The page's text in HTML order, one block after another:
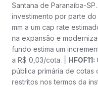
Santana de Paranaíba-
investimento por parte
mm a um cap rate
na expansão e
fundo estima um
a R$ 0,03/cota. | HFOF11:
pública primária de cotas
restritos nos termos da